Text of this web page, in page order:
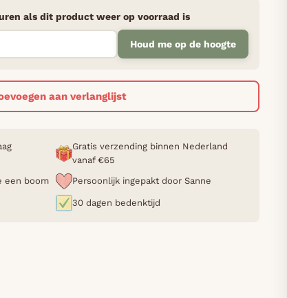
als dit product weer op voorraad is
Houd me op de hoogte
aan verlanglijst
Gratis verzending binnen Nederland
vanaf €65
een boom
Persoonlijk ingepakt door Sanne
30 dagen bedenktijd